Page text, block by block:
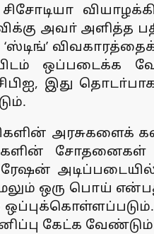
அவா் அளித்த
‘ஸ்டிங்’
ஒப்படைக்க
இது
அரசுகளைக்
சோதனைகள்
ஒரு பொய்
கேட்க